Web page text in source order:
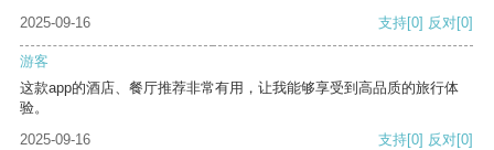
2025-09-16 支持[0] 反对[0]
游客
这款app的酒店、餐厅推荐非常有用，让我能够享受到高品质的旅行体
验。
2025-09-16
支持[0] 反对[0]